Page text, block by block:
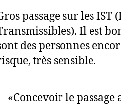
passage sur les
Il est
des personnes
très sensible.
«Concevoir le